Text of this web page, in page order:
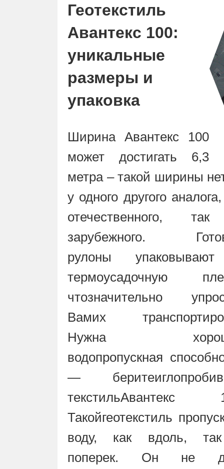
Геотекстиль
Авантекс 100:
уникальные
размеры и
упаковка
Ширина Авантекс 100
может достигать 6,3
метра – такой ширины
у одного другого
отечественного,
зарубежного.
рулоны
термоусадочную
чтозначительно
Вамих
Нужна
водопропускная
—
текстильАвантекс
Такойгеотекстиль
воду, как вдоль,
поперек. Он не